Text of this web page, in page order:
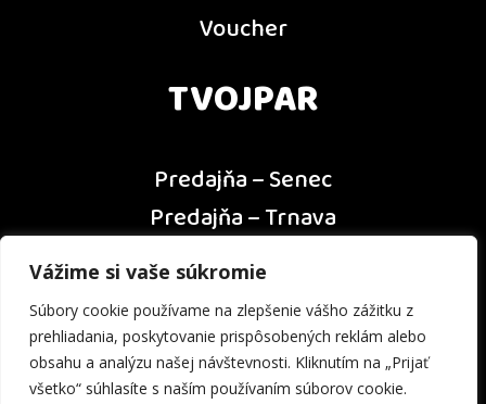
Vážime si vaše súkromie
Súbory cookie používame na zlepšenie vášho zážitku z
prehliadania, poskytovanie prispôsobených reklám alebo
obsahu a analýzu našej návštevnosti. Kliknutím na „Prijať
všetko“ súhlasíte s naším používaním súborov cookie.
Voucher
TVOJPAR
Predajňa – Senec
Predajňa – Trnava
Predajňa – Dunajská Streda
Predajňa – Nitra
Kontakt